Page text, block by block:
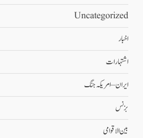
Uncategorized
اخبار
اشتہارات
ایران – امریکہ جنگ
بزنس
بین الاقوامی